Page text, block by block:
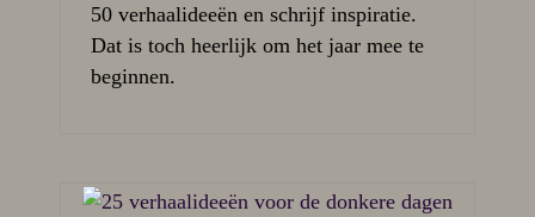
50 verhaalideeën en schrijf inspiratie.
Dat is toch heerlijk om het jaar mee te
beginnen.